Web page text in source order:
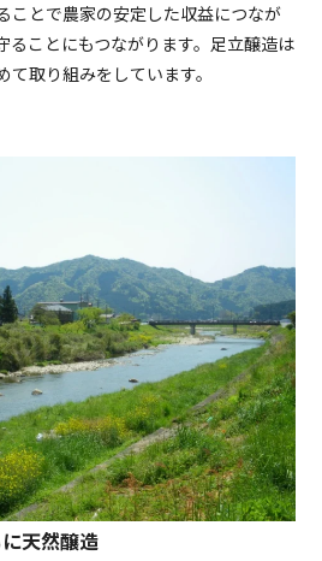
ことで農家の安定した収益につなが
ることにもつながります。足立醸造は
取り組みをしています。
天然醸造